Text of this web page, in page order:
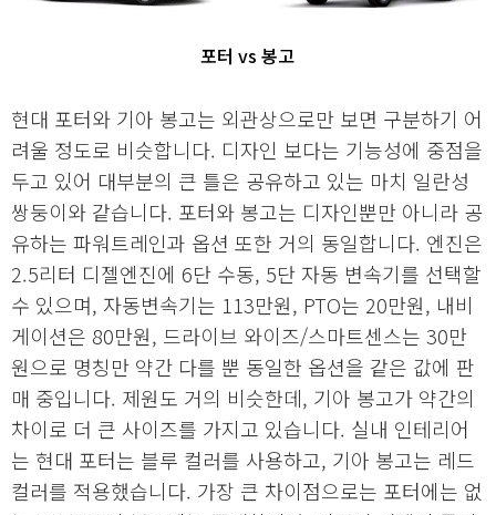
포터 vs 봉고
현대 포터와 기아 봉고는 외관상으로만 보면 구분하기 어
려울 정도로 비슷합니다. 디자인 보다는 기능성에 중점을
두고 있어 대부분의 큰 틀은 공유하고 있는 마치 일란성
쌍둥이와 같습니다. 포터와 봉고는 디자인뿐만 아니라 공
유하는 파워트레인과 옵션 또한 거의 동일합니다. 엔진은
2.5리터 디젤엔진에 6단 수동, 5단 자동 변속기를 선택할
수 있으며, 자동변속기는 113만원, PTO는 20만원, 내비
게이션은 80만원, 드라이브 와이즈/스마트센스는 30만
원으로 명칭만 약간 다를 뿐 동일한 옵션을 같은 값에 판
매 중입니다. 제원도 거의 비슷한데, 기아 봉고가 약간의
차이로 더 큰 사이즈를 가지고 있습니다. 실내 인테리어
는 현대 포터는 블루 컬러를 사용하고, 기아 봉고는 레드
컬러를 적용했습니다. 가장 큰 차이점으로는 포터에는 없